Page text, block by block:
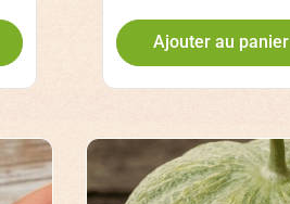
Ajouter au panier